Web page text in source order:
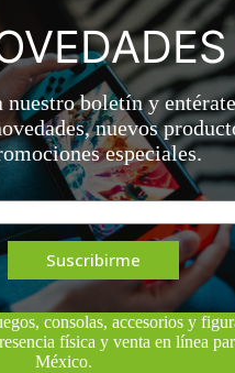
nuestro boletín y
nuevos
especiales.
Suscribirme
consolas, accesorios y
física y venta en línea
México.